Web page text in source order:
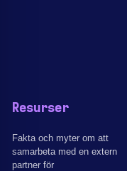
Resurser
Fakta och myter om att
samarbeta med en extern
partner för